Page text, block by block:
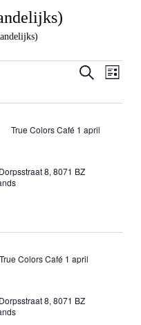
en
Zoeken
Lijst
True Colors Café 1 april
Dorpsstraat 8, 8071 BZ
True Colors Café 1 april
Dorpsstraat 8, 8071 BZ